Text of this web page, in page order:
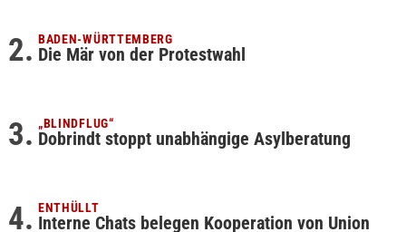
BADEN-WÜRTTEMBERG
Die Mär von der Protestwahl
„BLINDFLUG“
Dobrindt stoppt unabhängige Asylberatung
ENTHÜLLT
Interne Chats belegen Kooperation von Union